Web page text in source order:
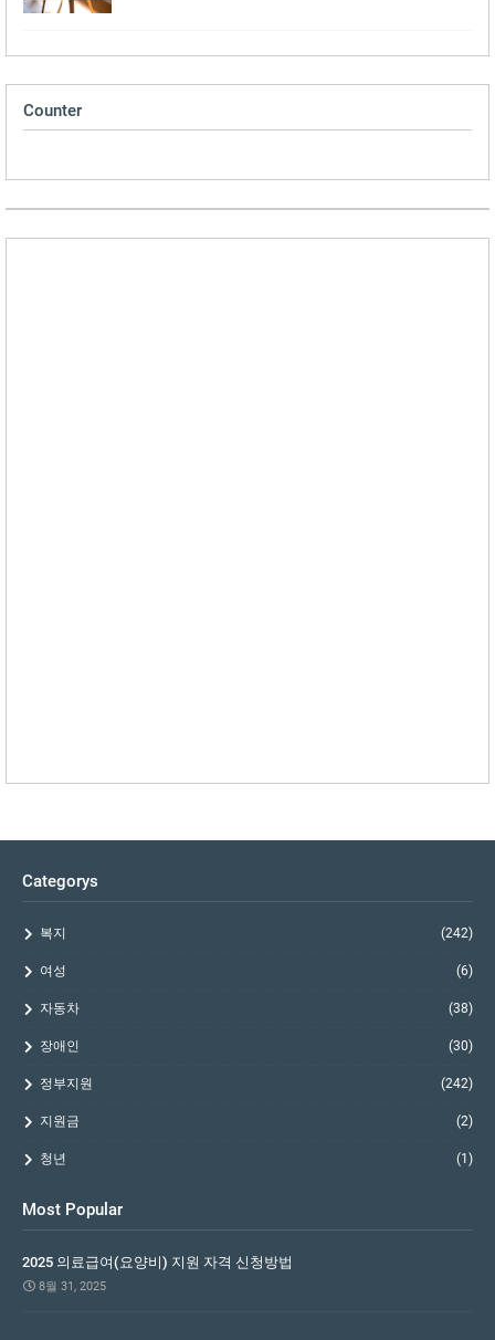
Counter
Categorys
복지 (242)
여성 (6)
자동차 (38)
장애인 (30)
정부지원 (242)
지원금 (2)
청년 (1)
Most Popular
2025 의료급여(요양비) 지원 자격 신청방법
8월 31, 2025